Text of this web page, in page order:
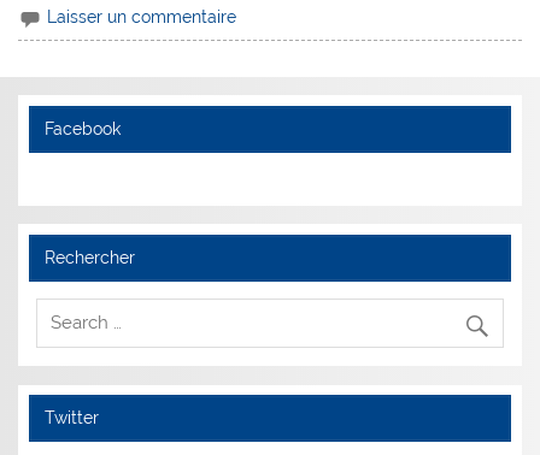
Laisser un commentaire
Facebook
Rechercher
Twitter